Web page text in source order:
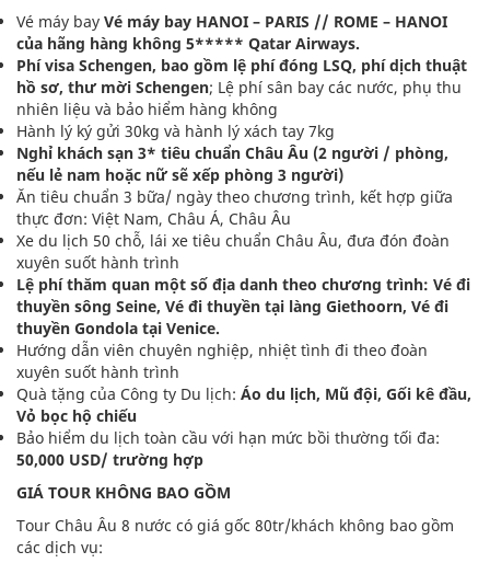
Vé máy bay Vé máy bay HANOI – PARIS // ROME – HANOI
của hãng hàng không 5***** Qatar Airways.
Phí visa Schengen, bao gồm lệ phí đóng LSQ, phí dịch thuật
hồ sơ, thư mời Schengen; Lệ phí sân bay các nước, phụ thu
nhiên liệu và bảo hiểm hàng không
Hành lý ký gửi 30kg và hành lý xách tay 7kg
Nghỉ khách sạn 3* tiêu chuẩn Châu Âu (2 người / phòng,
nếu lẻ nam hoặc nữ sẽ xếp phòng 3 người)
Ăn tiêu chuẩn 3 bữa/ ngày theo chương trình, kết hợp giữa
thực đơn: Việt Nam, Châu Á, Châu Âu
Xe du lịch 50 chỗ, lái xe tiêu chuẩn Châu Âu, đưa đón đoàn
xuyên suốt hành trình
Lệ phí thăm quan một số địa danh theo chương trình: Vé đi
thuyền sông Seine, Vé đi thuyền tại làng Giethoorn, Vé đi
thuyền Gondola tại Venice.
Hướng dẫn viên chuyên nghiệp, nhiệt tình đi theo đoàn
xuyên suốt hành trình
Quà tặng của Công ty Du lịch: Áo du lịch, Mũ đội, Gối kê đầu,
Vỏ bọc hộ chiếu
Bảo hiểm du lịch toàn cầu với hạn mức bồi thường tối đa:
50,000 USD/ trường hợp
GIÁ TOUR KHÔNG BAO GỒM
Tour Châu Âu 8 nước có giá gốc 80tr/khách không bao gồm
các dịch vụ: